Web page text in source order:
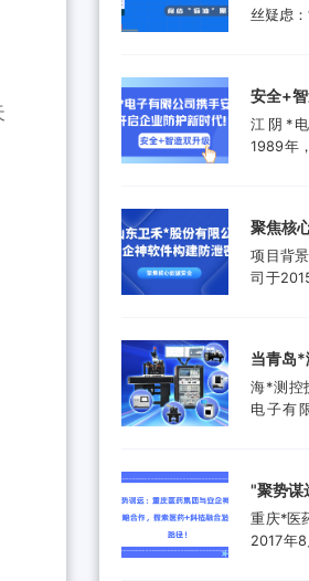
营，挽
丝疑虑
件等高
为屡被
受经济
工作人
安全+
子有限
企业防
江阴*
1989年
品。还
航空航
业、医
增加，
供完整
聚焦核
禾*股份
软件构
项目背
司于
备。
发，具
设，打
当青岛*
上安企
全将迎
海*测控
电子有
集成电
析领域
检测、
‌"聚势谋
与安企
索医药
重庆*医
2017年